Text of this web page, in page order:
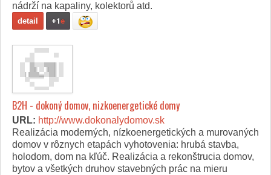
nádrží na kapaliny, kolektorů atd.
detail +1e
B2H - dokoný domov, nizkoenergetické domy
URL: http://www.dokonalydomov.sk
Realizácia moderných, nízkoenergetických a murovaných
domov v rôznych etapách vyhotovenia: hrubá stavba,
holodom, dom na kľúč. Realizácia a rekonštrucia domov,
bytov a všetkých druhov stavebných prác na mieru